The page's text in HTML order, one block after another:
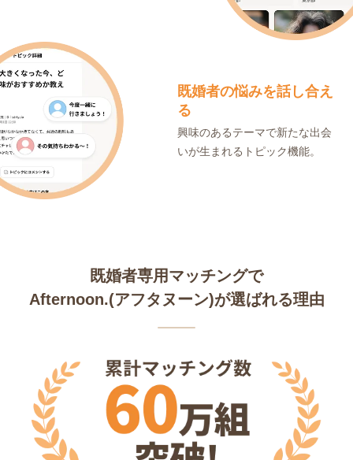
既婚者の悩みを話し合え
る
興味のあるテーマで新たな出会
いが生まれるトピック機能。
既婚者専用マッチングで
Afternoon.(アフタヌーン)が選ばれる理由